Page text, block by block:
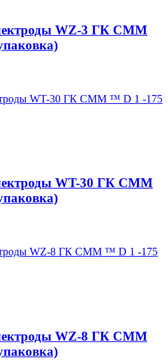
WZ-3 ГК СММ
WT-30 ГК СММ
WZ-8 ГК СММ